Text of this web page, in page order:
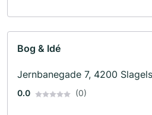
Bog & Idé
Jernbanegade 7, 4200
0.0 (0)